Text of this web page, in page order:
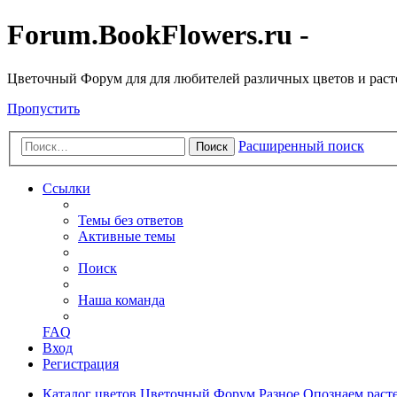
Forum.BookFlowers.ru -
Цветочный Форум для для любителей различных цветов и
Пропустить
Поиск Расширенный поиск
Ссылки
Темы без ответов
Активные темы
Поиск
Наша команда
FAQ
Вход
Регистрация